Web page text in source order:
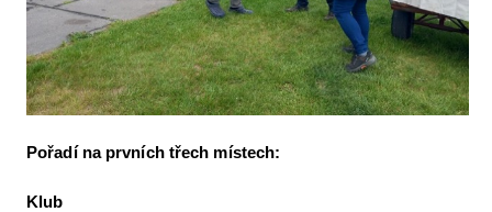
Pořadí na prvních třech místech:
Klub